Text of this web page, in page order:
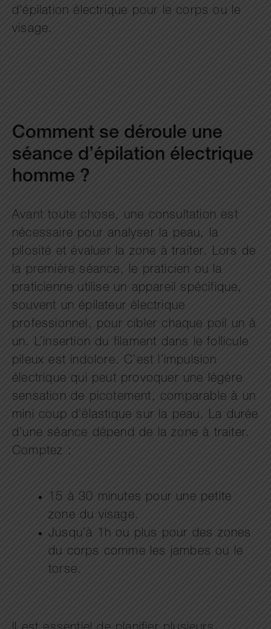
d’épilation électrique pour le corps ou le
visage.
Comment se déroule une
séance d’épilation électrique
homme ?
Avant toute chose, une consultation est
nécessaire pour analyser la peau, la
pilosité et évaluer la zone à traiter. Lors de
la première séance, le praticien ou la
praticienne utilise un appareil spécifique,
souvent un épilateur électrique
professionnel, pour cibler chaque poil un à
un. L’insertion du filament dans le follicule
pileux est indolore. C’est l’impulsion
électrique qui peut provoquer une légère
sensation de picotement, comparable à un
mini coup d’élastique sur la peau. La durée
d’une séance dépend de la zone à traiter.
Comptez :
15 à 30 minutes pour une petite
zone du visage.
Jusqu’à 1h ou plus pour des zones
du corps comme les jambes ou le
torse.